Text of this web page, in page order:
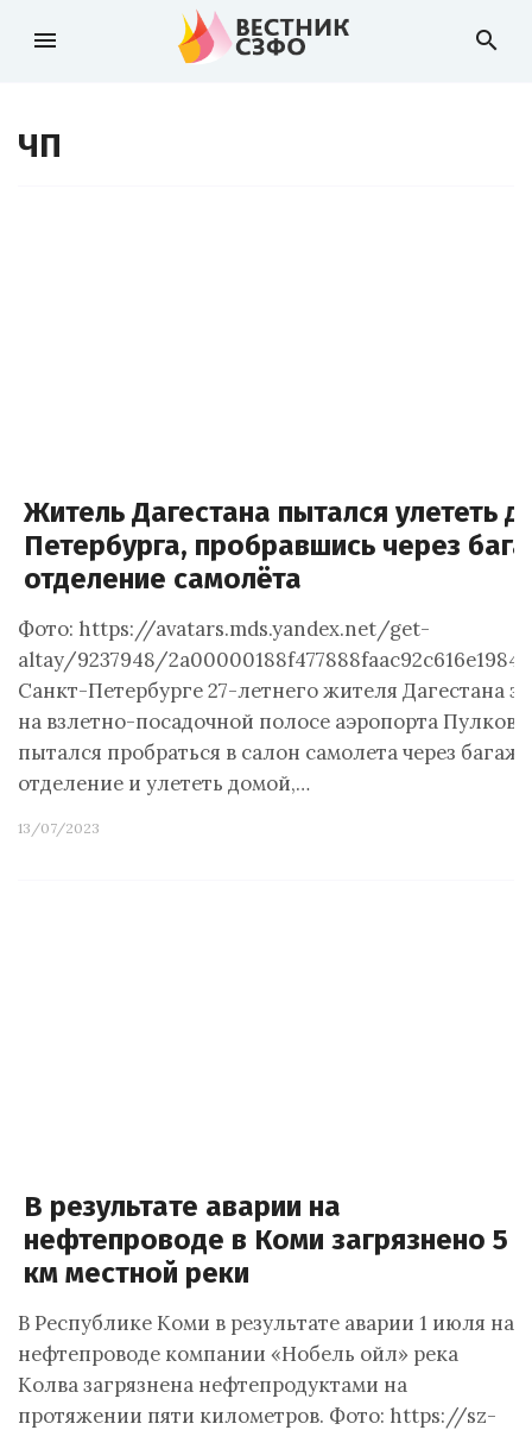
menu search
ЧП
Житель Дагестана пытался улететь
Петербурга, пробравшись через
отделение самолёта
Фото: https://avatars.mds.yandex.net/get-
altay/9237948/
Санкт-Петербурге 27-летнего жителя Дагестана
на взлетно-посадочной полосе аэропорта
пытался пробраться в салон самолета через
отделение и улететь домой,…
13/07/2023
В результате аварии на
нефтепроводе в Коми загрязнено 5
км местной реки
В Республике Коми в результате аварии 1 июля на
нефтепроводе компании «Нобель ойл» река
Колва загрязнена нефтепродуктами на
протяжении пяти километров. Фото: https://sz-